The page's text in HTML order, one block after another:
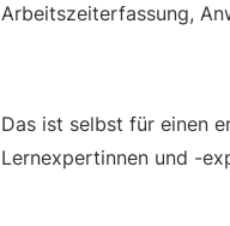
Arbeitszeiterfassung,
Das ist selbst für einen
Lernexpertinnen und -